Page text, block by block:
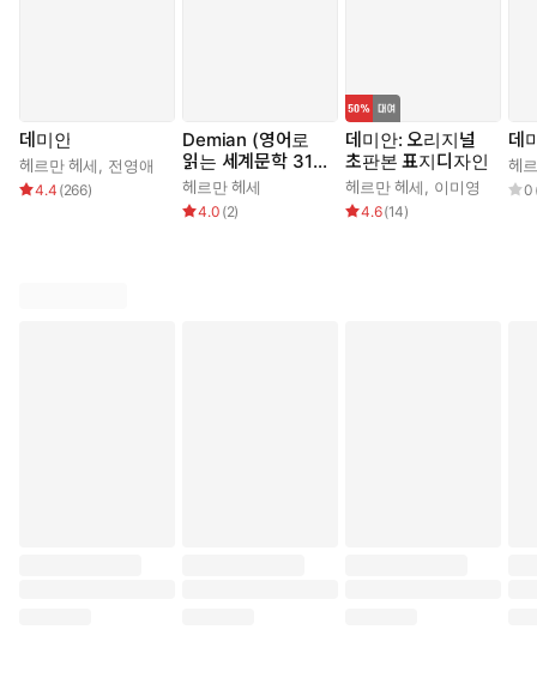
데미안
헤르만 헤세, 전영애
4.4 (266)
Demian (영어로
읽는 세계문학 31
9)
헤르만 헤세
4.0 (2)
데미안: 오리지널
초판본 표지디자인
헤르만 헤세, 이미영
4.6(14)
데
헤
0